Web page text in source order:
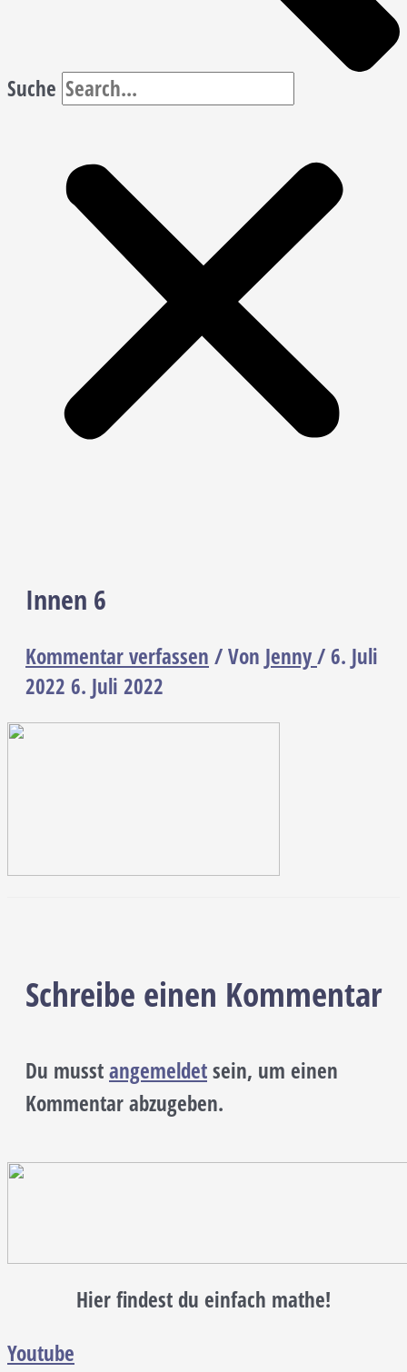
Suche
Innen 6
Kommentar verfassen / Von Jenny/6. Juli
2022 6. Juli 2022
Schreibe einen Kommentar
Du musstangemeldetsein, um einen
Kommentar abzugeben.
Hier findest du einfach mathe!
Youtube